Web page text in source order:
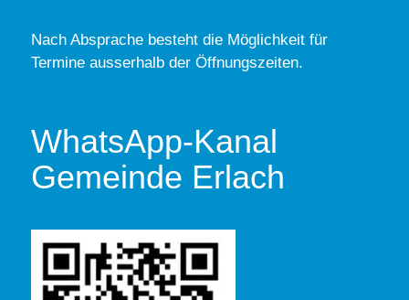
Nach Absprache besteht die Möglichkeit für
Termine ausserhalb der Öffnungszeiten.
WhatsApp-Kanal
Gemeinde Erlach